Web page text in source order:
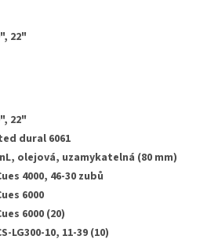
22"
22"
dural 6061
olejová, uzamykatelná (80 mm)
4000, 46-30 zubů
6000
6000 (20)
LG300-10, 11-39 (10)